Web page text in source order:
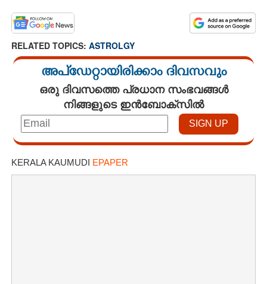
RELATED TOPICS: ASTROLGY
അപ്ഡേറ്റായിരിക്കാം ദിവസവും
ഒരു ദിവസത്തെ പ്രധാന സംഭവങ്ങൾ
നിങ്ങളുടെ ഇൻബോക്സിൽ
KERALA KAUMUDI EPAPER